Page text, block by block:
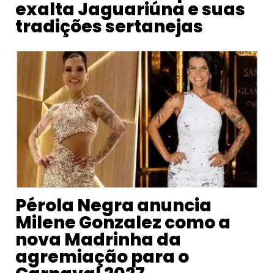
exalta Jaguariúna e suas
tradições sertanejas
Pérola Negra anuncia
Milene Gonzalez como a
nova Madrinha da
agremiação para o